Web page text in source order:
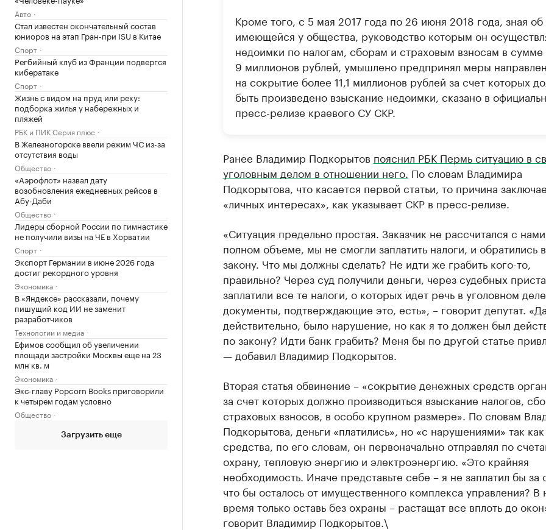
Авто
Стал известен окончательный состав
юниоров на этап Гран-при ISU в Китае
Спорт
Регбийный клуб из Франции подвергся
кибератаке
Спорт
Жизнь с видом на пруд или реку:
подборка жилья у набережных и
пляжей
РБК и ПИК Серия плюс
В Железногорске ввели режим ЧС из-за
отсутствия воды
Общество
«Аэрофлот» назвал дату
возобновления ежедневных рейсов в
Абу-Даби
Общество
Лидеры сборной России по гимнастике
не получили визы на ЧЕ в Хорватии
Спорт
Экспорт Германии в июне 2026 года
достиг рекордного уровня
Экономика
В «Яндексе» рассказали, почему
пишущий код ИИ не заменит
разработчиков
Технологии и медиа
Ефимов сообщил об увеличении
площади застройки Москвы еще на 23
млн кв. м
Экономика
Экс-главу Popcorn Books приговорили
к четырем годам условно
Общество
Загрузить еще
Кроме того, с 5 мая 2017 года по 26 июня 2018 года, зная об
имеющейся у общества, руководство которым он
недоимки по налогам, сборам и страховым взносам в сумме
9 миллионов рублей, умышлено предпринял меры
на сокрытие более 11,1 миллионов рублей за счет которых
быть произведено взыскание недоимки, сказано в
пресс-релизе краевого СУ СКР.
Ранее Владимир Подкорытов пояснил РБК Пермь ситуацию в
уголовным делом в отношении него. По словам Владимира
Подкорытова, что касается первой статьи, то причина
«личных интересах», как указывает СКР в пресс-релизе.
«Ситуация предельно простая. Заказчик не рассчитался с
полном объеме, мы не смогли заплатить налоги, и обратились
закону. Что мы должны сделать? Не идти же грабить кого-то,
правильно? Через суд получили деньги, через судебных
заплатили все те налоги, о которых идет речь в уголовном
документы, подтверждающие это, есть», – говорит депутат. «Да,
действительно, было нарушение, но как я то должен был
по закону? Идти банк грабить? Меня бы по другой статье
— добавил Владимир Подкорытов.
Вторая статья обвинение – «сокрытие денежных средств
за счет которых должно производиться взыскание налогов,
страховых взносов, в особо крупном размере». По словам
Подкорытова, деньги «платились», но «с нарушениями» так как
средства, по его словам, он первоначально отправлял по
охрану, тепловую энергию и электроэнергию. «Это крайняя
необходимость. Иначе представьте себе – я не заплатил бы за
что бы осталось от имущественного комплекса управления? В
время только оставь без охраны – растащат все вплоть до
говорит Владимир Подкорытов.\